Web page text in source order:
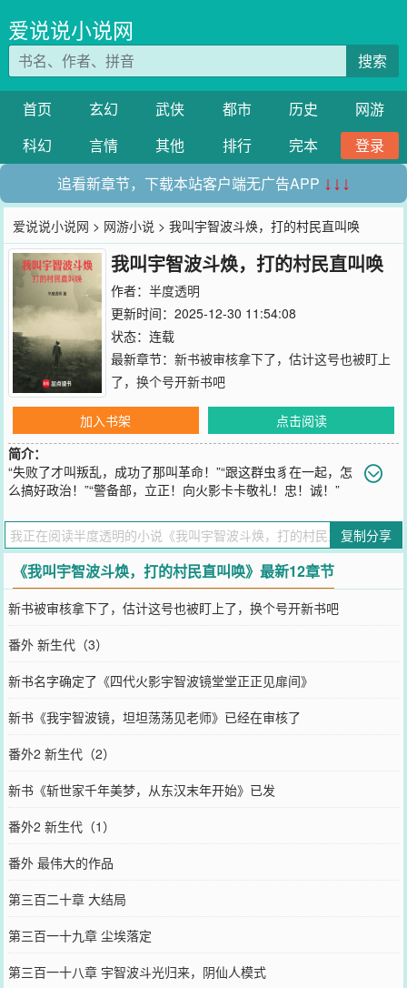
爱说说小说网
搜索
首页 玄幻 武侠 都市 历史
网游
科幻
言情 其他 排行 完本
登录
追看新章节，下载本站客户端无广告APP ↓↓↓
爱说说小说网 > 网游小说 > 我叫宇智波斗焕，打的村民直叫唤
我叫宇智波斗焕，打的村民直叫唤
作者： 半度透明
更新时间：2025-12-30 11:54:08
状态：连载
最新章节： 新书被审核拿下了，估计这号也被盯上
了，换个号开新书吧
加入书架
点击阅读
简介：
“失败了才叫叛乱，成功了那叫革命！”“跟这群虫豸在一起，怎
么搞好政治！”“警备部，立正！向火影卡卡敬礼！忠！诚！”
那叫津贴！”“今天该请哪个忍族的族长来南贺河大酒店坐一坐了？”“忍
族居然组织村民抗议？这已经不是一般的村民了，必须出重拳！”木叶
五十七年，宇智波斗焕政变上台，成为木叶隐村第五代火影，自此太
阳升起，驱散了笼罩木叶长达半个世纪的长夜。
您要是觉得《我叫宇智波斗焕，打的村民直叫唤 》还不错的话请不要
忘记向您QQ群和微博微信里的朋友推荐哦！
复制分享
《我叫宇智波斗焕，打的村民直叫唤》最新12章节
新书被审核拿下了，估计这号也被盯上了，换个号开新书吧
番外 新生代（3）
新书名字确定了《四代火影宇智波镜堂堂正正见扉间》
新书《我宇智波镜，坦坦荡荡见老师》已经在审核了
番外2 新生代（2）
新书《斩世家千年美梦，从东汉末年开始》已发
番外2 新生代（1）
番外 最伟大的作品
第三百二十章 大结局
第三百一十九章 尘埃落定
第三百一十八章 宇智波斗光归来，阴仙人模式